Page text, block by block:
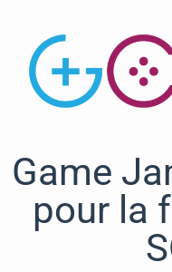
Game
pour la